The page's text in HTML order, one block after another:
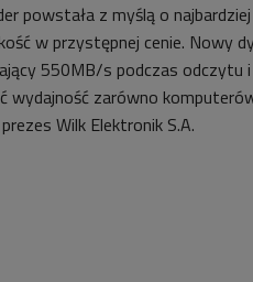
powstała z myślą o
w przystępnej cenie. Nowy
550MB/s podczas odczytu
wydajność zarówno
Wilk Elektronik S.A.